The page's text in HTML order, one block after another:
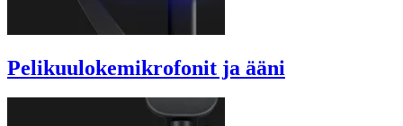
Pelikuulokemikrofonit ja ääni